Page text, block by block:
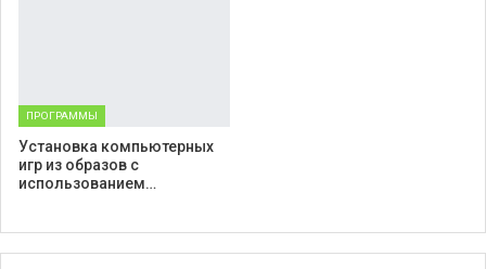
ПРОГРАММЫ
Установка компьютерных
игр из образов с
использованием…